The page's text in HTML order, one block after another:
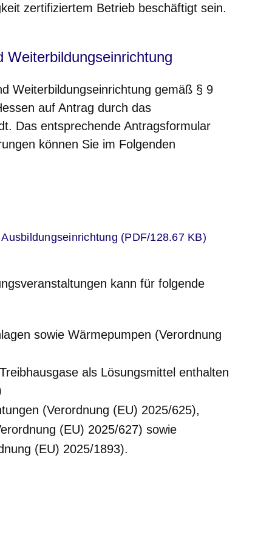
zertifiziertem Betrieb beschäftigt sein.
Weiterbildungseinrichtung
Weiterbildungseinrichtung gemäß § 9
auf Antrag durch das
Das entsprechende Antragsformular
können Sie im Folgenden
(PDF/128.67 KB)
kann für folgende
sowie Wärmepumpen (Verordnung
als Lösungsmittel enthalten
(Verordnung (EU) 2025/625),
(EU) 2025/627) sowie
(EU) 2025/1893).